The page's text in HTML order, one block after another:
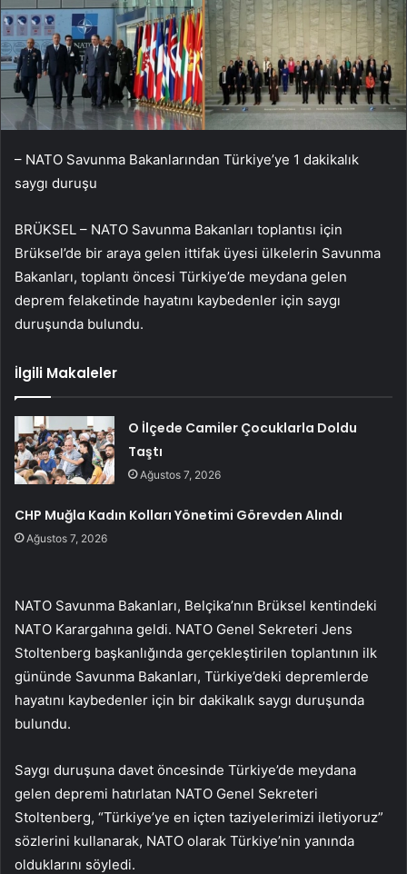
– NATO Savunma Bakanlarından Türkiye’ye 1 dakikalık
saygı duruşu
BRÜKSEL – NATO Savunma Bakanları toplantısı için
Brüksel’de bir araya gelen ittifak üyesi ülkelerin Savunma
Bakanları, toplantı öncesi Türkiye’de meydana gelen
deprem felaketinde hayatını kaybedenler için saygı
duruşunda bulundu.
İlgili Makaleler
O İlçede Camiler Çocuklarla Doldu
Taştı
Ağustos 7, 2026
CHP Muğla Kadın Kolları Yönetimi Görevden Alındı
Ağustos 7, 2026
NATO Savunma Bakanları, Belçika’nın Brüksel kentindeki
NATO Karargahına geldi. NATO Genel Sekreteri Jens
Stoltenberg başkanlığında gerçekleştirilen toplantının ilk
gününde Savunma Bakanları, Türkiye’deki depremlerde
hayatını kaybedenler için bir dakikalık saygı duruşunda
bulundu.
Saygı duruşuna davet öncesinde Türkiye’de meydana
gelen depremi hatırlatan NATO Genel Sekreteri
Stoltenberg, “Türkiye’ye en içten taziyelerimizi iletiyoruz”
sözlerini kullanarak, NATO olarak Türkiye’nin yanında
olduklarını söyledi.